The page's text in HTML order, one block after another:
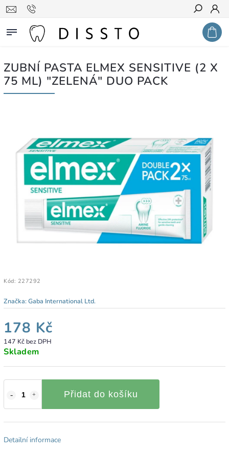
Hledat
ZUBNÍ PASTA ELMEX SENSITIVE (2 X
75 ML) "ZELENÁ" DUO PACK
Kód: 227292
Značka:Gaba International Ltd.
178 Kč
147 Kč bez DPH
Skladem
Přidat do košíku
Detailní informace